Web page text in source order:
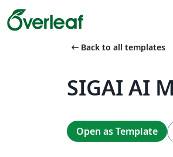
arrow_left_alt Back to all templates
SIGAI AI
Open as Template